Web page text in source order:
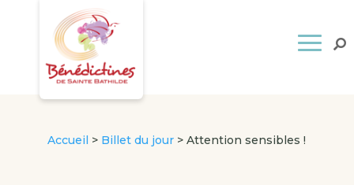
Accueil > Billet du jour >Attention sensibles !